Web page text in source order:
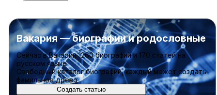
Вакария — биографии и родословные
Cейчас в Вакарии1260 биографийи170 статейна
русском языке
Свободный каталог биографий, каждый может создать
фамильное древо
Создать статью